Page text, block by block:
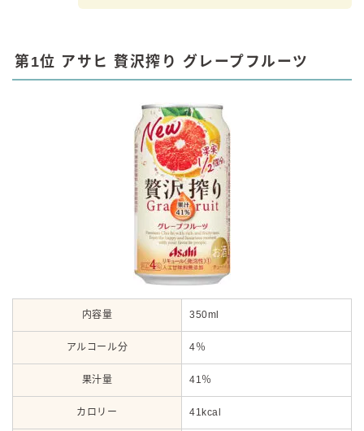
第1位 アサヒ 贅沢搾り グレープフルーツ
内容量 350ml
アルコール分 4％
果汁量 41％
カロリー 41kcal